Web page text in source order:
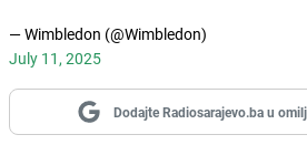
— Wimbledon (@Wimbledon)
July 11, 2025
Dodajte Radiosarajevo.ba u